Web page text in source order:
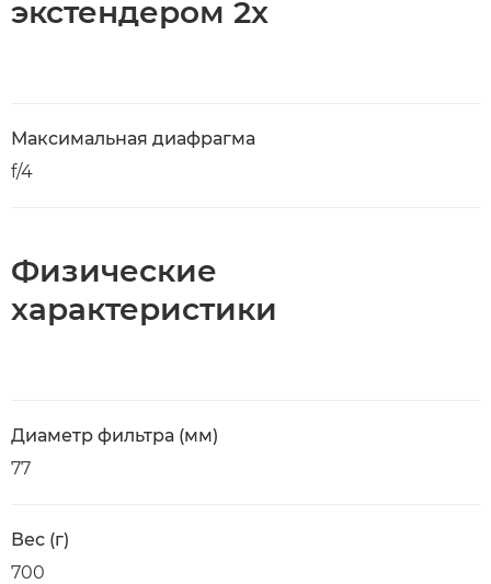
экстендером 2x
Максимальная диафрагма
f/4
Физические
характеристики
Диаметр фильтра (мм)
77
Вес (г)
700